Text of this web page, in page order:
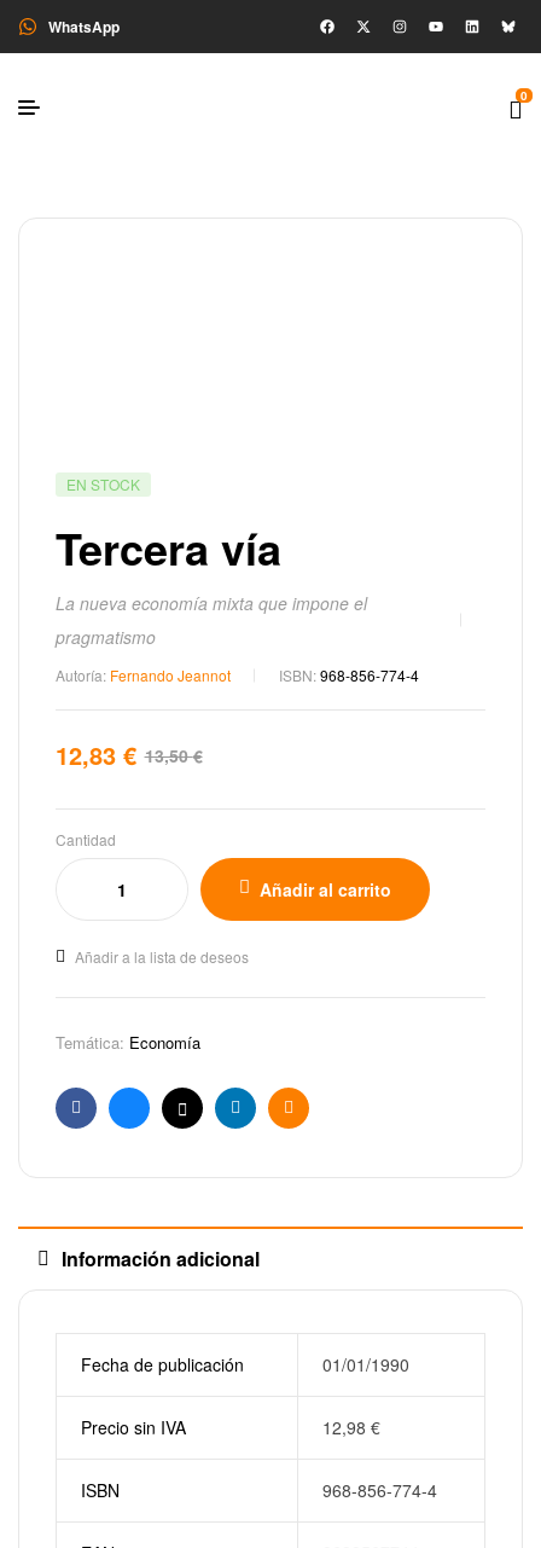
WhatsApp
0
EN STOCK
Tercera vía
La nueva economía mixta que impone el
pragmatismo
Autoría: Fernando Jeannot ISBN:968-856-774-4
13,50€
12,83 €
Cantidad
Añadir al carrito
Añadir a la lista de deseos
Temática: Economía
FacebookBlueskyX LinkedinEmail
Información adicional
Fecha de publicación 01/01/1990
Precio sin IVA 12,98 €
ISBN 968-856-774-4